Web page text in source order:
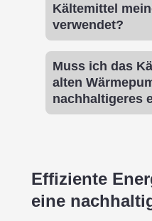
Kältemittel
verwendet?
Muss ich das
alten
nachhaltigeres
Effiziente
eine